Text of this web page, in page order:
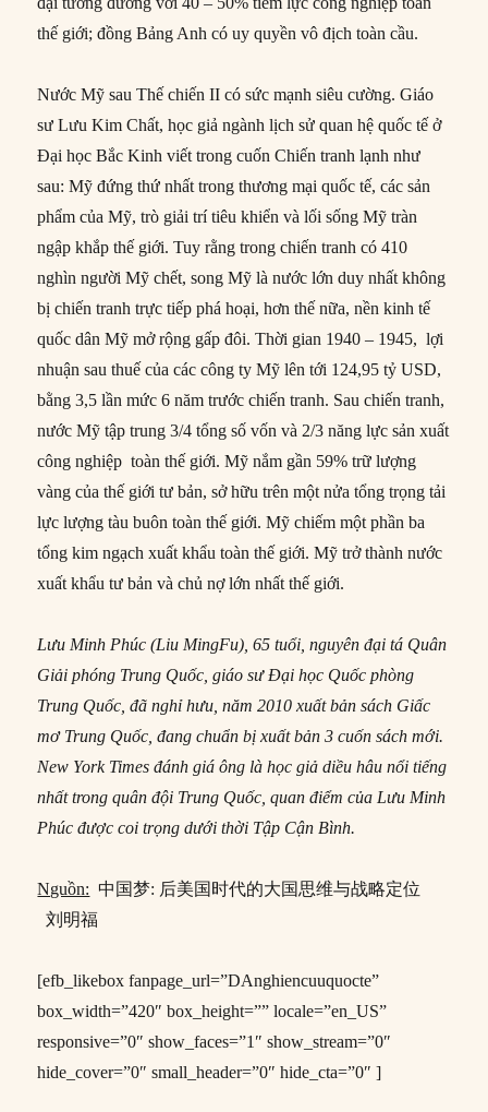
thế giới; đồng Bảng Anh có uy quyền vô địch toàn cầu.
Nước Mỹ sau Thế chiến II có sức mạnh siêu cường. Giáo
sư Lưu Kim Chất, học giả ngành lịch sử quan hệ quốc tế ở
Đại học Bắc Kinh viết trong cuốn Chiến tranh lạnh như
sau: Mỹ đứng thứ nhất trong thương mại quốc tế, các sản
phẩm của Mỹ, trò giải trí tiêu khiển và lối sống Mỹ tràn
ngập khắp thế giới. Tuy rằng trong chiến tranh có 410
nghìn người Mỹ chết, song Mỹ là nước lớn duy nhất không
bị chiến tranh trực tiếp phá hoại, hơn thế nữa, nền kinh tế
quốc dân Mỹ mở rộng gấp đôi. Thời gian 1940 – 1945, lợi
nhuận sau thuế của các công ty Mỹ lên tới 124,95 tỷ USD,
bằng 3,5 lần mức 6 năm trước chiến tranh. Sau chiến tranh,
nước Mỹ tập trung 3/4 tổng số vốn và 2/3 năng lực sản xuất
công nghiệp toàn thế giới. Mỹ nắm gần 59% trữ lượng
vàng của thế giới tư bản, sở hữu trên một nửa tổng trọng tải
lực lượng tàu buôn toàn thế giới. Mỹ chiếm một phần ba
tổng kim ngạch xuất khẩu toàn thế giới. Mỹ trở thành nước
xuất khẩu tư bản và chủ nợ lớn nhất thế giới.
Lưu Minh Phúc (Liu MingFu), 65 tuổi, nguyên đại tá Quân
Giải phóng Trung Quốc, giáo sư Đại học Quốc phòng
Trung Quốc, đã nghỉ hưu, năm 2010 xuất bản sách Giấc
mơ Trung Quốc, đang chuẩn bị xuất bản 3 cuốn sách mới.
New York Times đánh giá ông là học giả diều hâu nổi tiếng
nhất trong quân đội Trung Quốc, quan điểm của Lưu Minh
Phúc được coi trọng dưới thời Tập Cận Bình.
Nguồn: 中国梦: 后美国时代的大国思维与战略定位
刘明福
[efb_likebox fanpage_url=”DAnghiencuuquocte”
box_width=”420″ box_height=”” locale=”en_US”
responsive=”0″ show_faces=”1″ show_stream=”0″
hide_cover=”0″ small_header=”0″ hide_cta=”0″ ]